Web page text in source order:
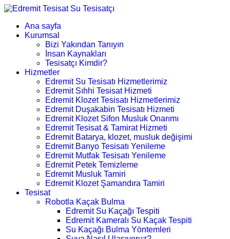
Ana sayfa
Kurumsal
Bizi Yakından Tanıyın
İnsan Kaynakları
Tesisatçı Kimdir?
Hizmetler
Edremit Su Tesisatı Hizmetlerimiz
Edremit Sıhhi Tesisat Hizmeti
Edremit Klozet Tesisatı Hizmetlerimiz
Edremit Duşakabin Tesisatı Hizmeti
Edremit Klozet Sifon Musluk Onarımı
Edremit Tesisat & Tamirat Hizmeti
Edremit Batarya, klozet, musluk değişimi
Edremit Banyo Tesisatı Yenileme
Edremit Mutfak Tesisatı Yenileme
Edremit Petek Temizleme
Edremit Musluk Tamiri
Edremit Klozet Şamandıra Tamiri
Tesisat
Robotla Kaçak Bulma
Edremit Su Kaçağı Tespiti
Edremit Kameralı Su Kaçak Tespiti
Su Kaçağı Bulma Yöntemleri